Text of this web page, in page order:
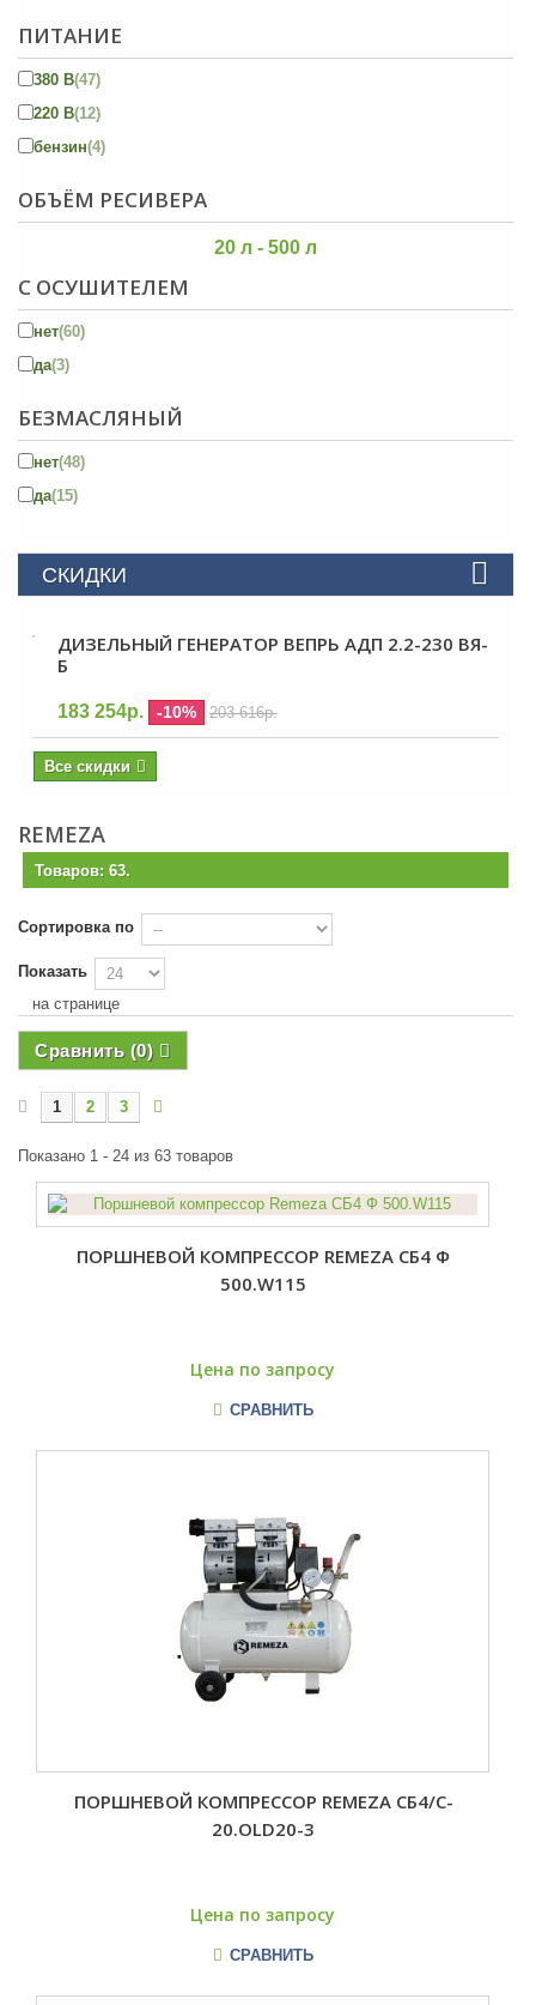
ПИТАНИЕ
380 В(47)
220 В(12)
бензин(4)
ОБЪЁМ РЕСИВЕРА
20 л - 500 л
С ОСУШИТЕЛЕМ
нет(60)
да(3)
БЕЗМАСЛЯНЫЙ
нет(48)
да(15)
СКИДКИ
ДИЗЕЛЬНЫЙ ГЕНЕРАТОР ВЕПРЬ АДП 2.2-230 ВЯ-
Б
183 254р. -10% 203 616р.
Все скидки
REMEZA
Товаров: 63.
Сортировка по
Показать
на странице
Сравнить (0)
1 2 3
Показано 1 - 24 из 63 товаров
ПОРШНЕВОЙ КОМПРЕССОР REMEZA СБ4 Ф
500.W115
Цена по запросу
СРАВНИТЬ
ПОРШНЕВОЙ КОМПРЕССОР REMEZA СБ4/C-
20.OLD20-3
Цена по запросу
СРАВНИТЬ